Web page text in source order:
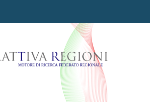
Regioni -